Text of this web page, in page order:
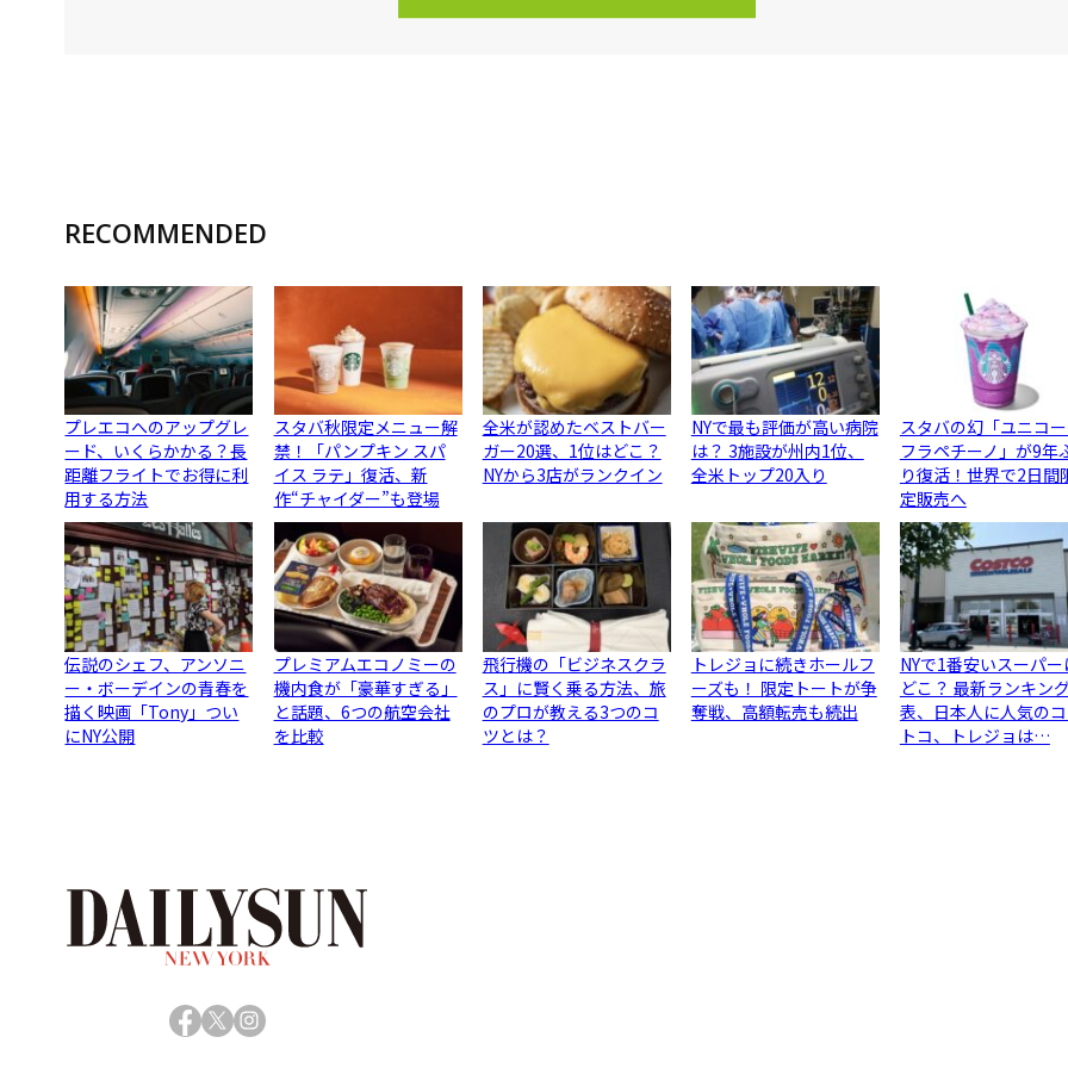
RECOMMENDED
プレエコへのアップグレ
ード、いくらかかる？長
距離フライトでお得に利
用する方法
スタバ秋限定メニュー解
禁！「パンプキン スパ
イス ラテ」復活、新
作“チャイダー”も登場
全米が認めたベストバー
ガー20選、1位はどこ？
NYから3店がランクイン
NYで最も評価が高い病院
は？ 3施設が州内1位、
全米トップ20入り
スタバの幻「ユニコ
フラペチーノ」が9年
り復活！世界で2日間
定販売へ
伝説のシェフ、アンソニ
ー・ボーデインの青春を
描く映画「Tony」つい
にNY公開
プレミアムエコノミーの
機内食が「豪華すぎる」
と話題、6つの航空会社
を比較
飛行機の「ビジネスクラ
ス」に賢く乗る方法、旅
のプロが教える3つのコ
ツとは？
トレジョに続きホールフ
ーズも！ 限定トートが争
奪戦、高額転売も続出
NYで1番安いスーパー
どこ？ 最新ランキン
表、日本人に人気の
トコ、トレジョは…
Facebook
X Instagram